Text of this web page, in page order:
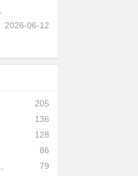
2026-06-12
205
136
128
86
79